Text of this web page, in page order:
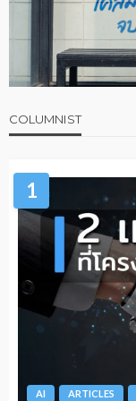
COLUMNIST
1
AI ARTICLES